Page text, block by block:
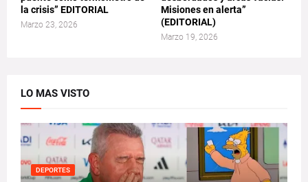
la crisis” EDITORIAL
Marzo 23, 2026
Misiones en alerta”
(EDITORIAL)
Marzo 19, 2026
LO MAS VISTO
DEPORTES